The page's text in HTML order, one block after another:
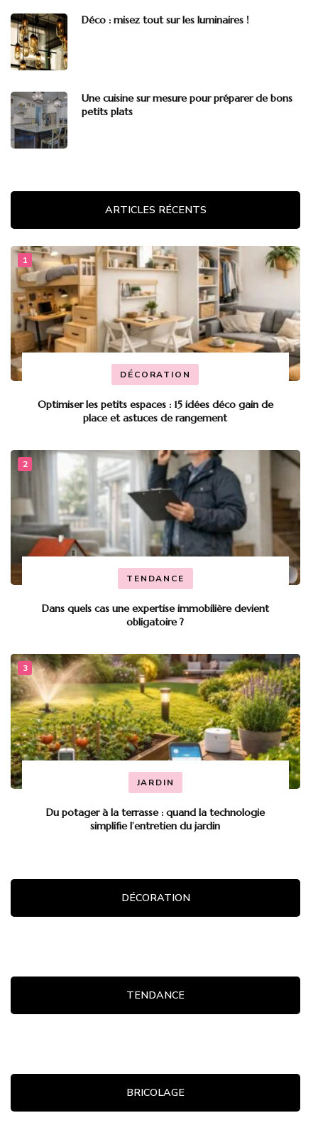
Déco : misez tout sur les luminaires !
Une cuisine sur mesure pour préparer de bons
petits plats
ARTICLES RÉCENTS
DÉCORATION
Optimiser les petits espaces : 15 idées déco gain de
place et astuces de rangement
TENDANCE
Dans quels cas une expertise immobilière devient
obligatoire ?
JARDIN
Du potager à la terrasse : quand la technologie
simplifie l’entretien du jardin
DÉCORATION
TENDANCE
BRICOLAGE